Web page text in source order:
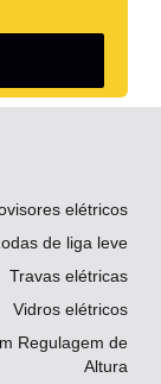
elétricos
de liga leve
Travas elétricas
Vidros elétricos
Regulagem de
Altura